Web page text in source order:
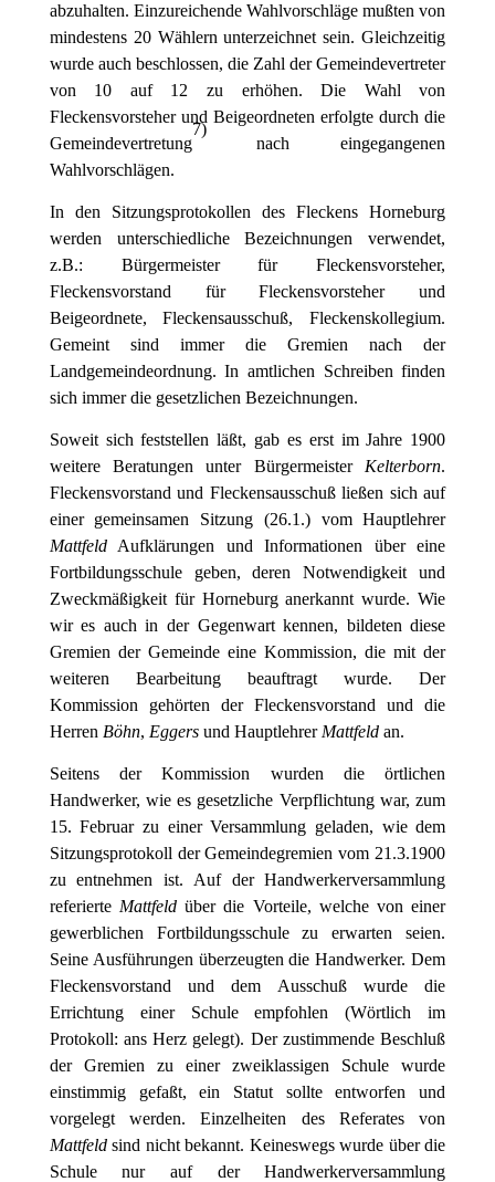
abzuhalten. Einzureichende Wahlvorschläge mußten von
mindestens 20 Wählern unterzeichnet sein. Gleichzeitig
wurde auch beschlossen, die Zahl der Gemeindevertreter
von 10 auf 12 zu erhöhen. Die Wahl von
Fleckensvorsteher und Beigeordneten erfolgte durch die
Gemeindevertretung
7)
nach eingegangenen
Wahlvorschlägen.
In den Sitzungsprotokollen des Fleckens Horneburg
werden unterschiedliche Bezeichnungen verwendet,
z.B.: Bürgermeister für Fleckensvorsteher,
Fleckensvorstand für Fleckensvorsteher und
Beigeordnete, Fleckensausschuß, Fleckenskollegium.
Gemeint sind immer die Gremien nach der
Landgemeindeordnung. In amtlichen Schreiben finden
sich immer die gesetzlichen Bezeichnungen.
Soweit sich feststellen läßt, gab es erst im Jahre 1900
weitere Beratungen unter Bürgermeister Kelterborn.
Fleckensvorstand und Fleckensausschuß ließen sich auf
einer gemeinsamen Sitzung (26.1.) vom Hauptlehrer
MattfeldAufklärungen und Informationen über eine
Fortbildungsschule geben, deren Notwendigkeit und
Zweckmäßigkeit für Horneburg anerkannt wurde. Wie
wir es auch in der Gegenwart kennen, bildeten diese
Gremien der Gemeinde eine Kommission, die mit der
weiteren Bearbeitung beauftragt wurde. Der
Kommission gehörten der Fleckensvorstand und die
Herren Böhn, Eggersund Hauptlehrer Mattfeldan.
Seitens der Kommission wurden die örtlichen
Handwerker, wie es gesetzliche Verpflichtung war, zum
15. Februar zu einer Versammlung geladen, wie dem
Sitzungsprotokoll der Gemeindegremien vom 21.3.1900
zu entnehmen ist. Auf der Handwerkerversammlung
referierte Mattfeld über die Vorteile, welche von einer
gewerblichen Fortbildungsschule zu erwarten seien.
Seine Ausführungen überzeugten die Handwerker. Dem
Fleckensvorstand und dem Ausschuß wurde die
Errichtung einer Schule empfohlen (Wörtlich im
Protokoll: ans Herz gelegt). Der zustimmende Beschluß
der Gremien zu einer zweiklassigen Schule wurde
einstimmig gefaßt, ein Statut sollte entworfen und
vorgelegt werden. Einzelheiten des Referates von
Mattfeldsind nicht bekannt. Keineswegs wurde über die
Schule nur auf der Handwerkerversammlung